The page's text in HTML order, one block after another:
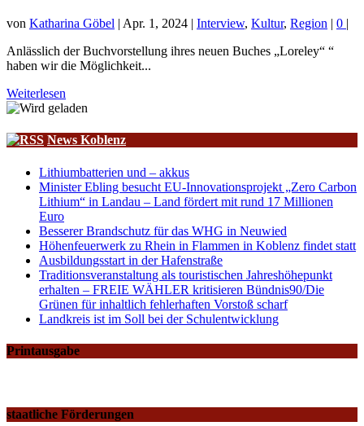
von Katharina Göbel | Apr. 1, 2024 | Interview, Kultur, Region | 0 |
Anlässlich der Buchvorstellung ihres neuen Buches „Loreley“ “
haben wir die Möglichkeit...
Weiterlesen
News Koblenz
Lithiumbatterien und – akkus
Minister Ebling besucht EU-Innovationsprojekt „Zero Carbon
Lithium“ in Landau – Land fördert mit rund 17 Millionen
Euro
Besserer Brandschutz für das WHG in Neuwied
Höhenfeuerwerk zu Rhein in Flammen in Koblenz findet statt
Ausbildungsstart in der Hafenstraße
Traditionsveranstaltung als touristischen Jahreshöhepunkt
erhalten – FREIE WÄHLER kritisieren Bündnis90/Die
Grünen für inhaltlich fehlerhaften Vorstoß scharf
Landkreis ist im Soll bei der Schulentwicklung
Printausgabe
staatliche Förderungen